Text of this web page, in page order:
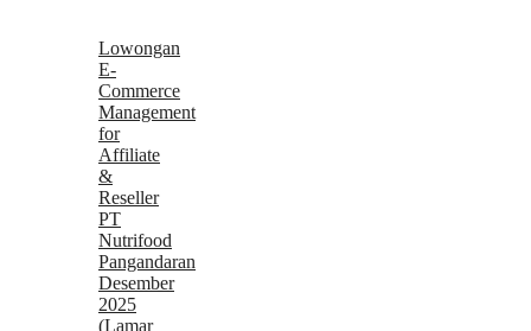
Lowongan
E-
Commerce
Management
for
Affiliate
&
Reseller
PT
Nutrifood
Pangandaran
Desember
2025
(Lamar